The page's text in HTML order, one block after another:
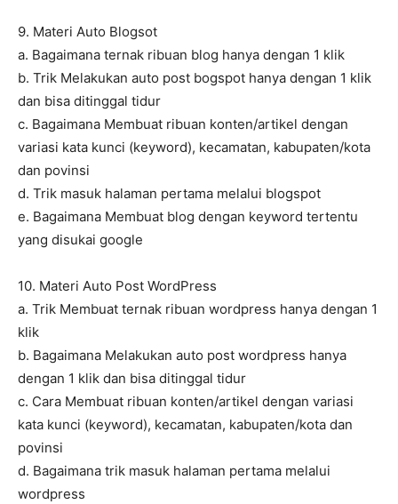
9. Materi Auto Blogsot
a. Bagaimana ternak ribuan blog hanya dengan 1 klik
b. Trik Melakukan auto post bogspot hanya dengan 1 klik
dan bisa ditinggal tidur
c. Bagaimana Membuat ribuan konten/artikel dengan
variasi kata kunci (keyword), kecamatan, kabupaten/kota
dan povinsi
d. Trik masuk halaman pertama melalui blogspot
e. Bagaimana Membuat blog dengan keyword tertentu
yang disukai google
10. Materi Auto Post WordPress
a. Trik Membuat ternak ribuan wordpress hanya dengan 1
klik
b. Bagaimana Melakukan auto post wordpress hanya
dengan 1 klik dan bisa ditinggal tidur
c. Cara Membuat ribuan konten/artikel dengan variasi
kata kunci (keyword), kecamatan, kabupaten/kota dan
povinsi
d. Bagaimana trik masuk halaman pertama melalui
wordpress